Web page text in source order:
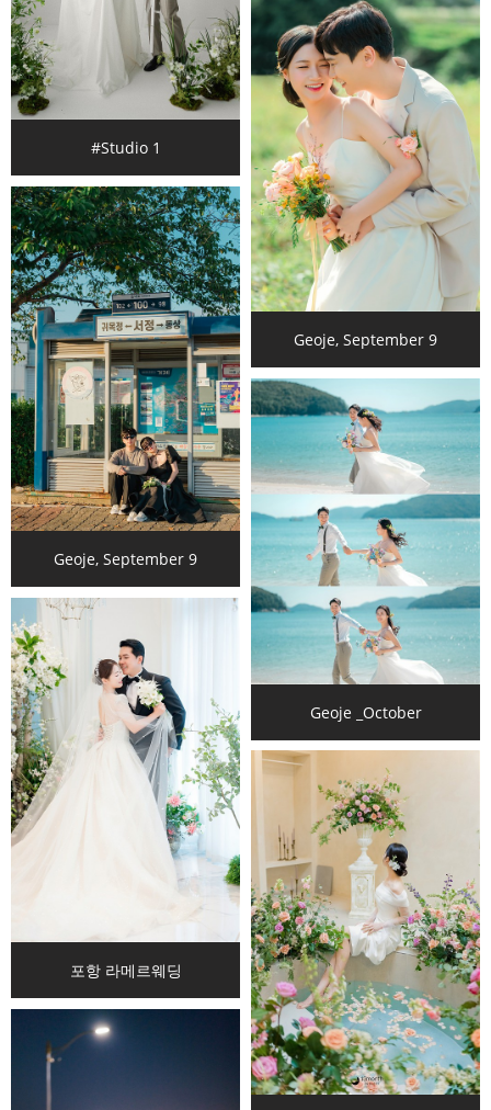
#Studio 1
Geoje, September 9
Geoje, September 9
Geoje _October
포항 라메르웨딩